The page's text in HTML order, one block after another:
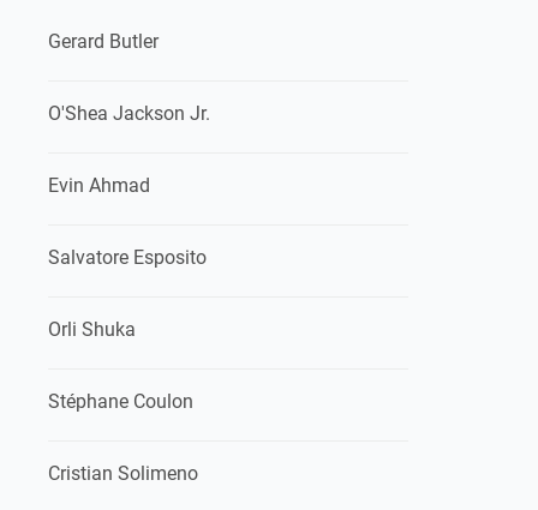
Gerard Butler
O'Shea Jackson Jr.
Evin Ahmad
Salvatore Esposito
Orli Shuka
Stéphane Coulon
Cristian Solimeno